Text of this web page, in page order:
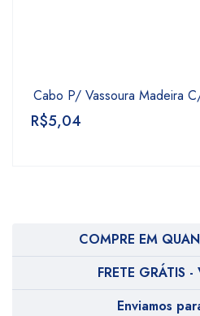
Cabo P/ Vassoura Madeira
R$5,04
COMPRE EM
FRETE GRÁTIS
Enviamos